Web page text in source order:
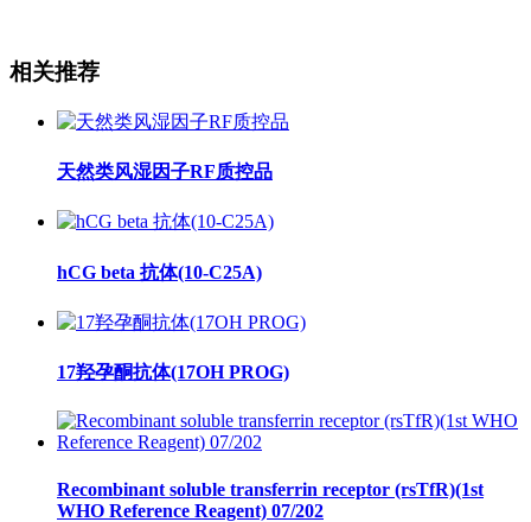
相关推荐
天然类风湿因子RF质控品
hCG beta 抗体(10-C25A)
17羟孕酮抗体(17OH PROG)
Recombinant soluble transferrin receptor (rsTfR)(1st
WHO Reference Reagent) 07/202